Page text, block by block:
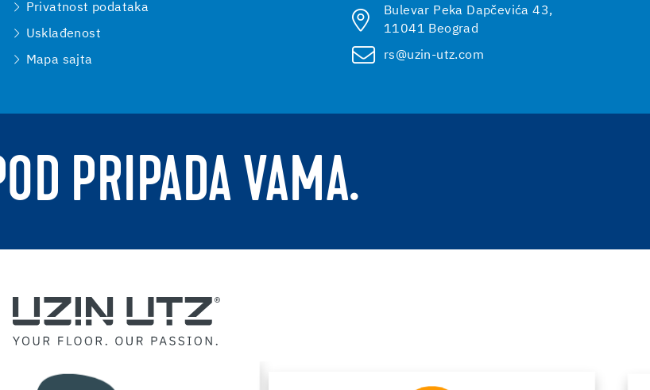
Privatnost podataka
Usklađenost
Mapa sajta
Bulevar Peka Dapčevića 43,
11041 Beograd
rs@uzin-utz.com
PRIPADA VAMA.